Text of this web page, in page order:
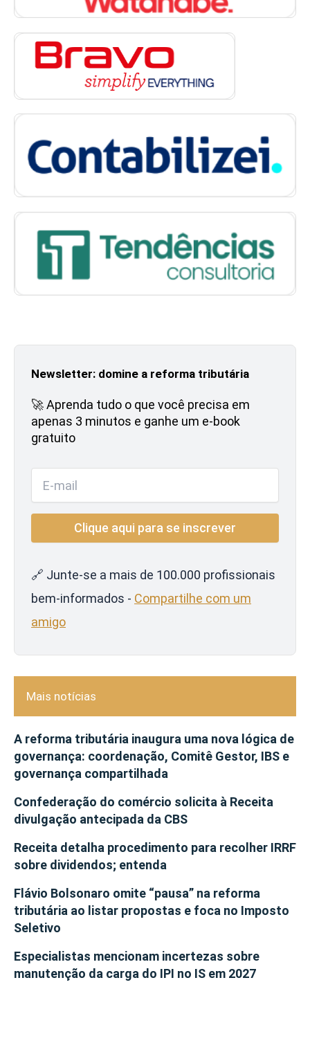
Newsletter: domine a reforma tributária
🚀 Aprenda tudo o que você precisa em
apenas 3 minutos e ganhe um e-book
gratuito
🔗 Junte-se a mais de 100.000 profissionais
bem-informados - Compartilhe com um
amigo
Mais notícias
A reforma tributária inaugura uma nova lógica de
governança: coordenação, Comitê Gestor, IBS e
governança compartilhada
Confederação do comércio solicita à Receita
divulgação antecipada da CBS
Receita detalha procedimento para recolher IRRF
sobre dividendos; entenda
Flávio Bolsonaro omite “pausa” na reforma
tributária ao listar propostas e foca no Imposto
Seletivo
Especialistas mencionam incertezas sobre
manutenção da carga do IPI no IS em 2027